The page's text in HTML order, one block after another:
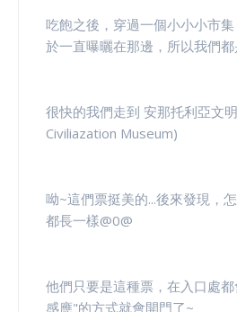
吃飽之後，穿過一個小小小市
於一直曝曬在那邊，所以我們都
很快的我們走到 安那托利亞文
Civiliazation Museum)
呦~這們票挺美的...後來發現，
都長一樣@0@
他們只要是這種票，在入口處
感應"的方式就會開門了~